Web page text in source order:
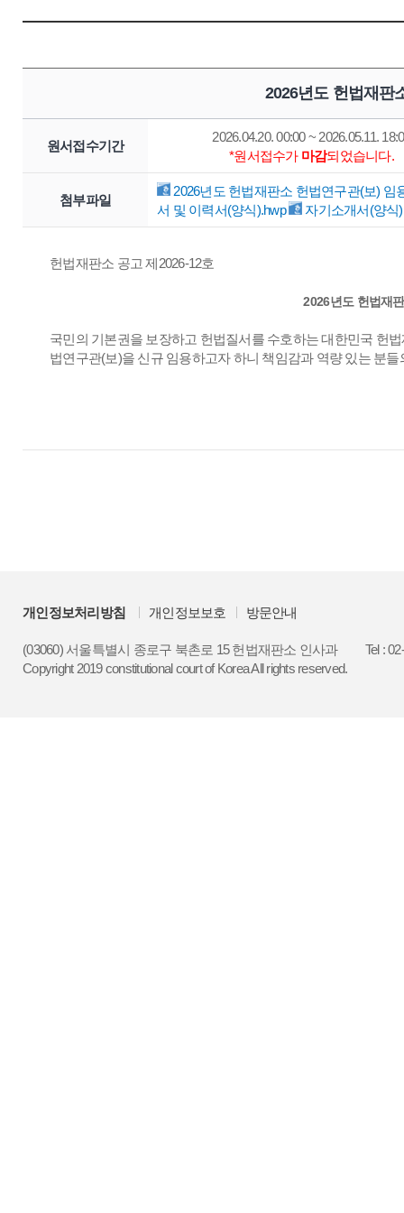
2026년도 헌법재판
원서접수기간
2026.04.20. 00:00 ~ 2026.05.11.
*원서접수가 마감되었습니다.
첨부파일
2026년도 헌법재판소 헌법연구관(보) 임
서 및 이력서(양식).hwp
자기소개서(양식
헌법재판소 공고 제2026-12호
2026년도 헌법재
국민의 기본권을 보장하고 헌법질서를 수호하는 대한민국 헌
법연구관(보)을 신규 임용하고자 하니 책임감과 역량 있는 분
개인정보처리방침 개인정보보호 방문안내
(03060) 서울특별시 종로구 북촌로 15 헌법재판소 인사과
Tel :
Copyright 2019 constitutional court of Korea All rights reserved.